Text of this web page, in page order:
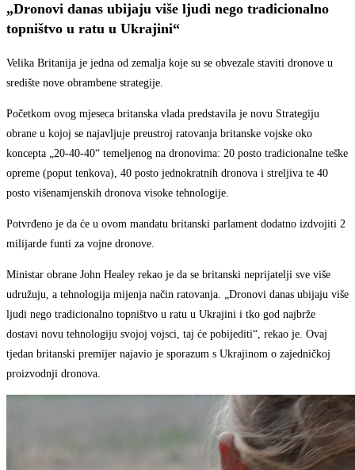
„Dronovi danas ubijaju više ljudi nego tradicionalno
topništvo u ratu u Ukrajini“
Velika Britanija je jedna od zemalja koje su se obvezale staviti dronove u
središte nove obrambene strategije.
Početkom ovog mjeseca britanska vlada predstavila je novu Strategiju
obrane u kojoj se najavljuje preustroj ratovanja britanske vojske oko
koncepta „20-40-40“ temeljenog na dronovima: 20 posto tradicionalne teške
opreme (poput tenkova), 40 posto jednokratnih dronova i streljiva te 40
posto višenamjenskih dronova visoke tehnologije.
Potvrđeno je da će u ovom mandatu britanski parlament dodatno izdvojiti 2
milijarde funti za vojne dronove.
Ministar obrane John Healey rekao je da se britanski neprijatelji sve više
udružuju, a tehnologija mijenja način ratovanja. „Dronovi danas ubijaju više
ljudi nego tradicionalno topništvo u ratu u Ukrajini i tko god najbrže
dostavi novu tehnologiju svojoj vojsci, taj će pobijediti“, rekao je. Ovaj
tjedan britanski premijer najavio je sporazum s Ukrajinom o zajedničkoj
proizvodnji dronova.